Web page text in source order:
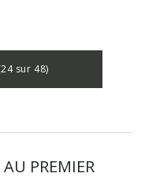
sur 48)
PREMIER